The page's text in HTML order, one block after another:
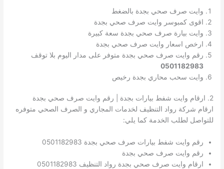
وايت صرف صحي بجدة بالضغط
اقوى كمبوسر وايت صرف صحي بجدة
وايت بيارة صرف صحي بجدة سعة كبيرة
ارخص اسعار وايت صرف صحي بجدة
رقم وايت صرف صحي بجدة متوفر على مدار اليوم بلا توقف
0501182983
وايت سحب محاري بجدة رخيص
2. ارقام وايت شفط بيارات بجدة | رقم وايت صرف صحي بجدة
ارقام شركة رواد التنظيف لخدمات المجاري و الصرف الصحي متوفره
للتواصل لطلب الخدمة كما يلي:
رقم وايت شفط بيارات صرف صحي بجدة 0501182983
رقم وايت صرف صحي بجدة
ارقام وايت صرف صحي بجدة رواد التنظيف 0501182983